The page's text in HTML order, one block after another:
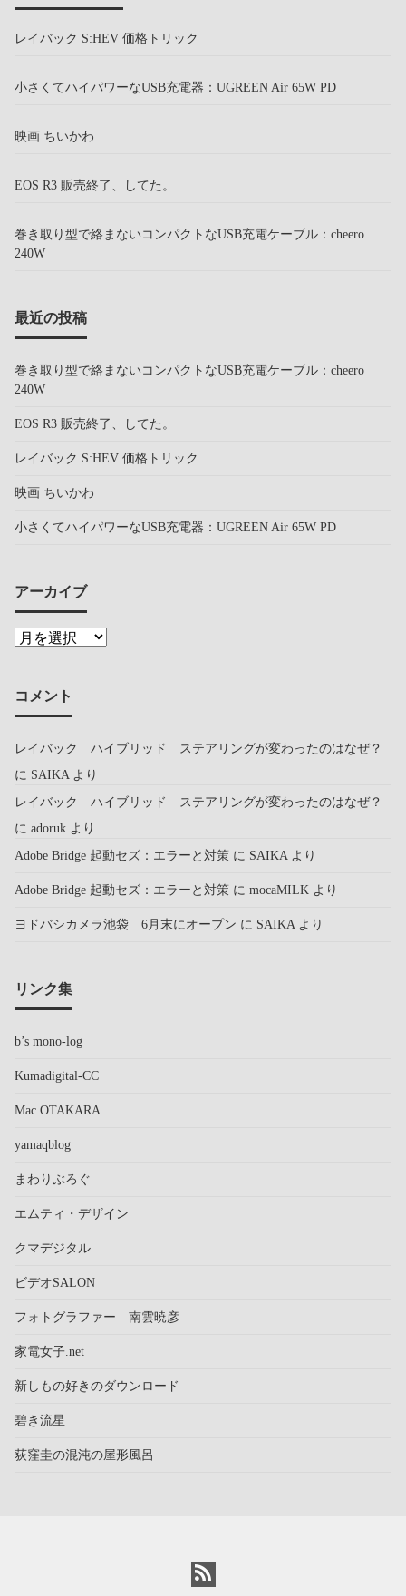
レイバック S:HEV 価格トリック
小さくてハイパワーなUSB充電器：UGREEN Air 65W PD
映画 ちいかわ
EOS R3 販売終了、してた。
巻き取り型で絡まないコンパクトなUSB充電ケーブル：cheero
240W
最近の投稿
巻き取り型で絡まないコンパクトなUSB充電ケーブル：cheero
240W
EOS R3 販売終了、してた。
レイバック S:HEV 価格トリック
映画 ちいかわ
小さくてハイパワーなUSB充電器：UGREEN Air 65W PD
アーカイブ
コメント
レイバック ハイブリッド ステアリングが変わったのはなぜ？
に SAIKA より
レイバック ハイブリッド ステアリングが変わったのはなぜ？
に adoruk より
Adobe Bridge 起動セズ：エラーと対策 に SAIKA より
Adobe Bridge 起動セズ：エラーと対策 に mocaMILK より
ヨドバシカメラ池袋 6月末にオープン に SAIKA より
リンク集
b’s mono-log
Kumadigital-CC
Mac OTAKARA
yamaqblog
まわりぶろぐ
エムティ・デザイン
クマデジタル
ビデオSALON
フォトグラファー 南雲暁彦
家電女子.net
新しもの好きのダウンロード
碧き流星
荻窪圭の混沌の屋形風呂